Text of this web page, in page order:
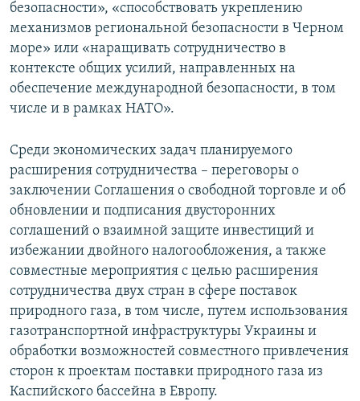
безопасности», «способствовать укреплению
механизмов региональной безопасности в Черном
море» или «наращивать сотрудничество в
контексте общих усилий, направленных на
обеспечение международной безопасности, в том
числе и в рамках НАТО».
Среди экономических задач планируемого
расширения сотрудничества – переговоры о
заключении Соглашения о свободной торговле и об
обновлении и подписания двусторонних
соглашений о взаимной защите инвестиций и
избежании двойного налогообложения, а также
совместные мероприятия с целью расширения
сотрудничества двух стран в сфере поставок
природного газа, в том числе, путем использования
газотранспортной инфраструктуры Украины и
обработки возможностей совместного привлечения
сторон к проектам поставки природного газа из
Каспийского бассейна в Европу.